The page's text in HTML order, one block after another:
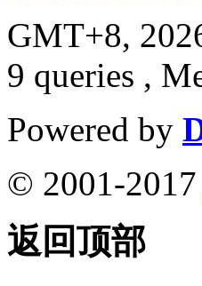
GMT+8,
9 queries ,
Powered by
© 2001-2017
返回顶部